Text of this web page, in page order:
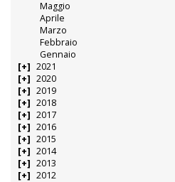
Maggio
Aprile
Marzo
Febbraio
Gennaio
2021
2020
2019
2018
2017
2016
2015
2014
2013
2012